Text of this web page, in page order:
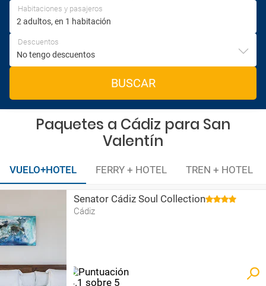
Habitaciones y pasajeros
Descuentos
BUSCAR
Paquetes a Cádiz para San
Valentín
VUELO+HOTEL FERRY + HOTEL TREN + HOTEL
Senator Cádiz Soul Collection
Cádiz